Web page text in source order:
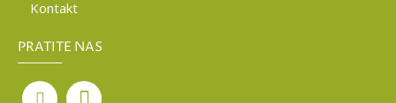
Kontakt
PRATITE NAS